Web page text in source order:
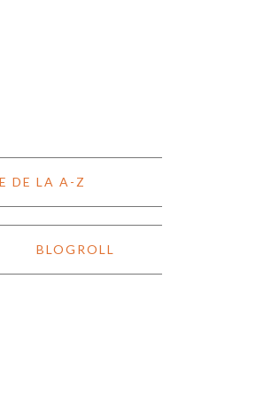
DE LA A-Z
BLOGROLL